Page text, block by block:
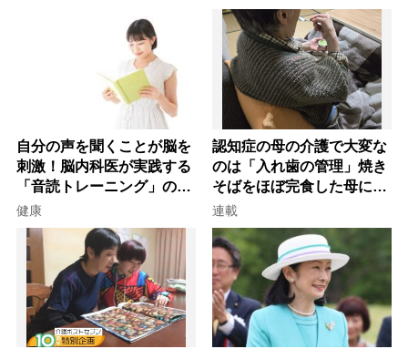
自分の声を聞くことが脳を
刺激！脳内科医が実践する
「音読トレーニング」の極
意
健康
認知症の母の介護で大変な
のは「入れ歯の管理」焼き
そばをほぼ完食した母に息
子が血の気が引いた理由
連載